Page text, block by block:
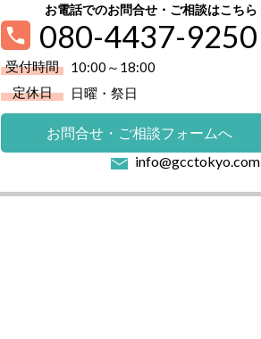
お電話でのお問合せ・ご相談はこちら
080-4437-9250
受付時間
10:00～18:00
定休日
日曜・祭日
お問合せ・ご相談フォームへ
info@gcctokyo.com